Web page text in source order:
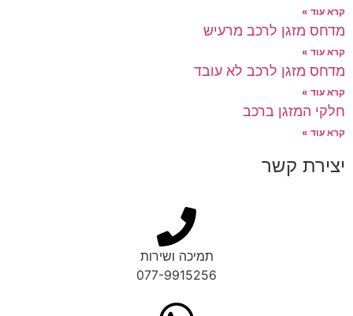
קרא עוד »
מדחס מזגן לרכב מרעיש
קרא עוד »
מדחס מזגן לרכב לא עובד
קרא עוד »
חלקי המזגן ברכב
קרא עוד »
יצירת קשר
תמיכה ושירות
077-9915256